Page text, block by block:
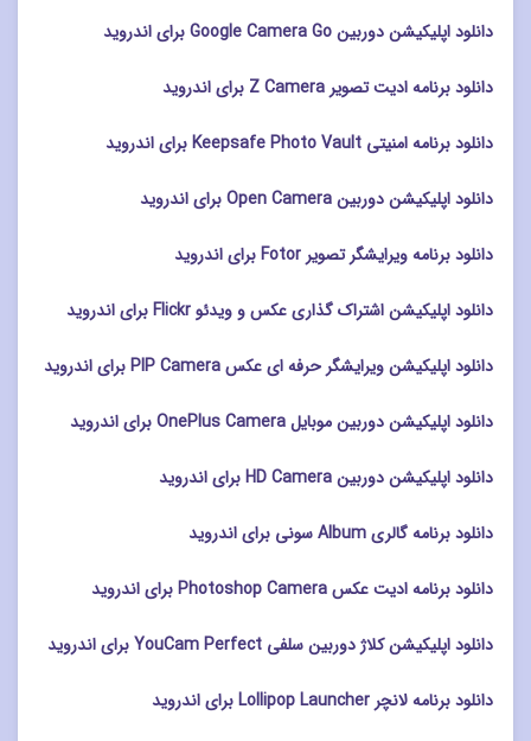
دانلود اپلیکیشن دوربین Google Camera Go برای اندروید
دانلود برنامه ادیت تصویر Z Camera برای اندروید
دانلود برنامه امنیتی Keepsafe Photo Vault برای اندروید
دانلود اپلیکیشن دوربین Open Camera برای اندروید
دانلود برنامه ویرایشگر تصویر Fotor برای اندروید
دانلود اپلیکیشن اشتراک گذاری عکس و ویدئو Flickr برای اندروید
دانلود اپلیکیشن ویرایشگر حرفه ای عکس PIP Camera برای اندروید
دانلود اپلیکیشن دوربین موبایل OnePlus Camera برای اندروید
دانلود اپلیکیشن دوربین HD Camera برای اندروید
دانلود برنامه گالری Album سونی برای اندروید
دانلود برنامه ادیت عکس Photoshop Camera برای اندروید
دانلود اپلیکیشن کلاژ دوربین سلفی YouCam Perfect برای اندروید
دانلود برنامه لانچر Lollipop Launcher برای اندروید